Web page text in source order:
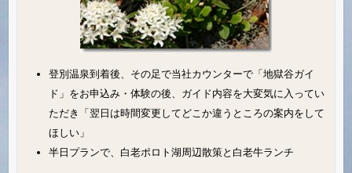
登別温泉到着後、その足で当社カウンターで「地獄谷ガイ
ド」をお申込み・体験の後、ガイド内容を大変気に入ってい
ただき「翌日は時間変更してどこか違うところの案内をして
ほしい」
半日プランで、白老ポロト湖周辺散策と白老牛ランチ